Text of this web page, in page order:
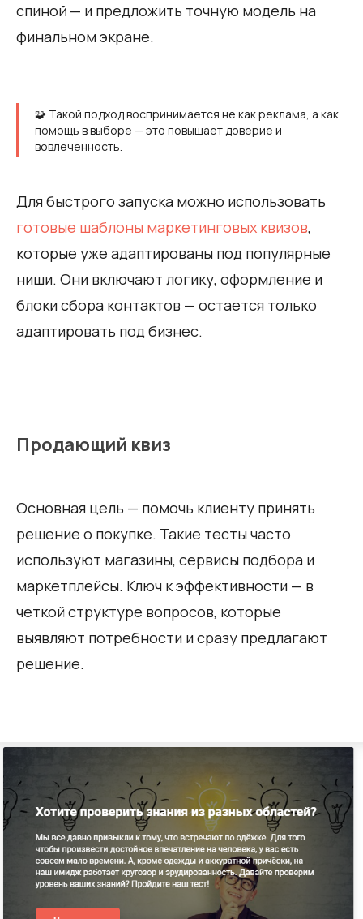
спиной — и предложить точную модель на
финальном экране.
🧩 Такой подход воспринимается не как реклама, а как
помощь в выборе — это повышает доверие и
вовлеченность.
Для быстрого запуска можно использовать
готовые шаблоны маркетинговых квизов,
которые уже адаптированы под популярные
ниши. Они включают логику, оформление и
блоки сбора контактов — остается только
адаптировать под бизнес.
Продающий квиз
Основная цель — помочь клиенту принять
решение о покупке. Такие тесты часто
используют магазины, сервисы подбора и
маркетплейсы. Ключ к эффективности — в
четкой структуре вопросов, которые
выявляют потребности и сразу предлагают
решение.